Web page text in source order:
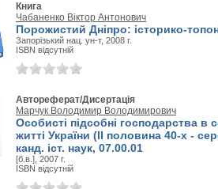
Книга
Чабаненко Віктор Антонович
Порожистий Дніпро: історико-
Запорізький нац. ун-т, 2008 г.
ISBN відсутній
Автореферат/Дисертація
Марчук Володимир Володимирович
Особисті підсобні господарства в
житті України (II половина 40-х -
канд. іст. наук, 07.00.01
[б.в.], 2007 г.
ISBN відсутній